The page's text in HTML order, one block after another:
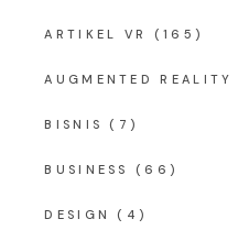
ARTIKEL VR (165)
AUGMENTED REALITY
BISNIS (7)
BUSINESS (66)
DESIGN (4)